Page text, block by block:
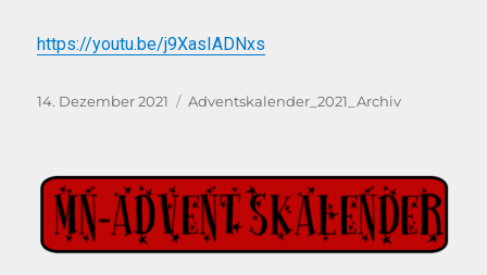
https://youtu.be/j9XasIADNxs
Veröffentlicht
14. Dezember 2021 Kategorien
Adventskalender_2021_Archiv